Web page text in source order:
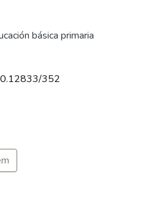
básica primaria
352